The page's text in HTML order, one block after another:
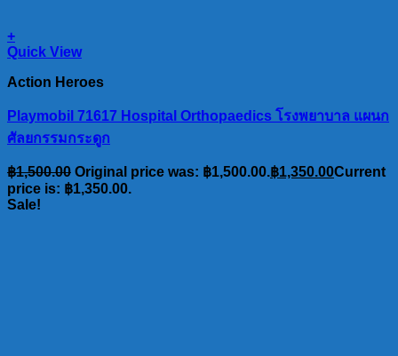
+
Quick View
Action Heroes
Playmobil 71617 Hospital Orthopaedics โรงพยาบาล แผนก
ศัลยกรรมกระดูก
฿1,500.00 Original price was: ฿1,500.00.฿1,350.00Current
price is: ฿1,350.00.
Sale!